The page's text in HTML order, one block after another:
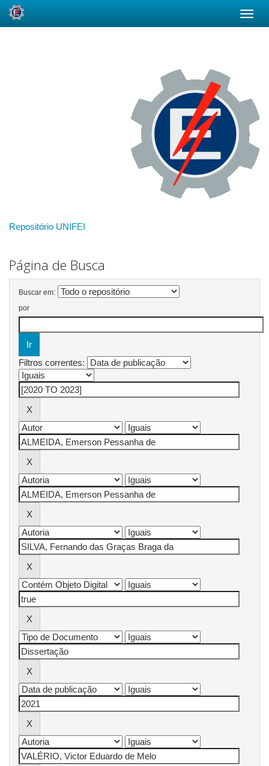
Repositório UNIFEI
Página de Busca
Buscar em:
por
Filtros correntes: